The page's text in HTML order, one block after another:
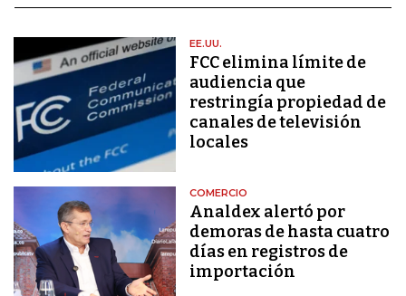
EE.UU.
FCC elimina límite de
audiencia que
restringía propiedad de
canales de televisión
locales
COMERCIO
Analdex alertó por
demoras de hasta cuatro
días en registros de
importación